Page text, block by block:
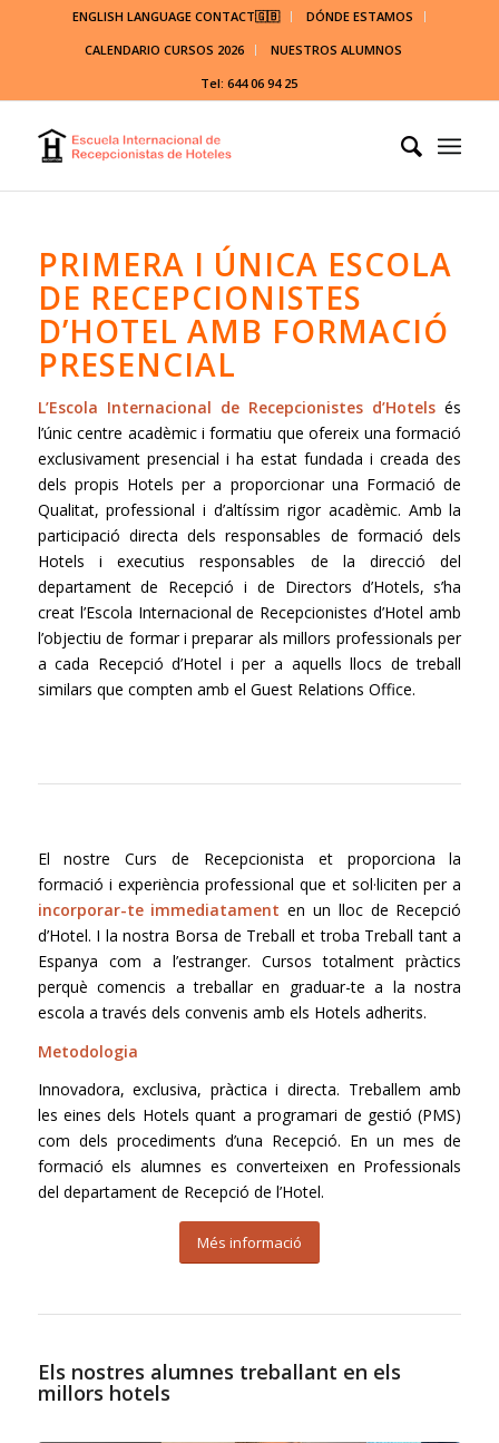
ENGLISH LANGUAGE CONTACT🇬🇧
DÓNDE ESTAMOS
CALENDARIO CURSOS 2026
NUESTROS ALUMNOS
Tel: 644 06 94 25
PRIMERA I ÚNICA ESCOLA
DE RECEPCIONISTES
D’HOTEL AMB FORMACIÓ
PRESENCIAL
L’Escola Internacional de Recepcionistes d’Hotels és
l’únic centre acadèmic i formatiu que ofereix una formació
exclusivament presencial i ha estat fundada i creada des
dels propis Hotels per a proporcionar una Formació de
Qualitat, professional i d’altíssim rigor acadèmic. Amb la
participació directa dels responsables de formació dels
Hotels i executius responsables de la direcció del
departament de Recepció i de Directors d’Hotels, s’ha
creat l’Escola Internacional de Recepcionistes d’Hotel amb
l’objectiu de formar i preparar als millors professionals per
a cada Recepció d’Hotel i per a aquells llocs de treball
similars que compten amb el Guest Relations Office.
El nostre Curs de Recepcionista et proporciona la
formació i experiència professional que et sol·liciten per a
incorporar-te immediatament en un lloc de Recepció
d’Hotel. I la nostra Borsa de Treball et troba Treball tant a
Espanya com a l’estranger. Cursos totalment pràctics
perquè comencis a treballar en graduar-te a la nostra
escola a través dels convenis amb els Hotels adherits.
Metodologia
Innovadora, exclusiva, pràctica i directa. Treballem amb
les eines dels Hotels quant a programari de gestió (PMS)
com dels procediments d’una Recepció. En un mes de
formació els alumnes es converteixen en Professionals
del departament de Recepció de l’Hotel.
Més informació
Els nostres alumnes treballant en els
millors hotels